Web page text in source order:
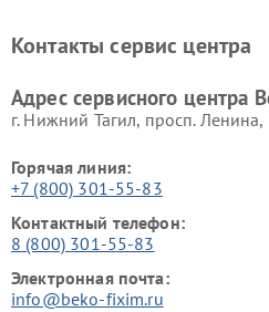
Ремонт холодильников Beko
Контакты сервис центра
Адрес сервисного центра
г. Нижний Тагил, просп. Ленина,
Горячая линия:
+7 (800) 301-55-83
Контактный телефон:
8 (800) 301-55-83
Электронная почта:
info@beko-fixim.ru